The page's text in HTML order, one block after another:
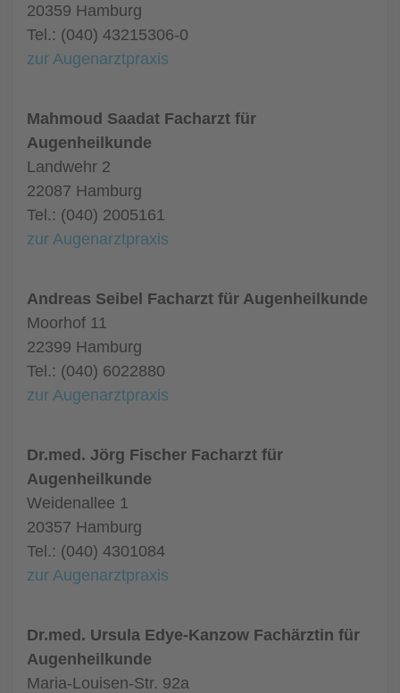
20359 Hamburg
Tel.: (040) 43215306-0
zur Augenarztpraxis
Mahmoud Saadat Facharzt für
Augenheilkunde
Landwehr 2
22087 Hamburg
Tel.: (040) 2005161
zur Augenarztpraxis
Andreas Seibel Facharzt für Augenheilkunde
Moorhof 11
22399 Hamburg
Tel.: (040) 6022880
zur Augenarztpraxis
Dr.med. Jörg Fischer Facharzt für
Augenheilkunde
Weidenallee 1
20357 Hamburg
Tel.: (040) 4301084
zur Augenarztpraxis
Dr.med. Ursula Edye-Kanzow Fachärztin für
Augenheilkunde
Maria-Louisen-Str. 92a